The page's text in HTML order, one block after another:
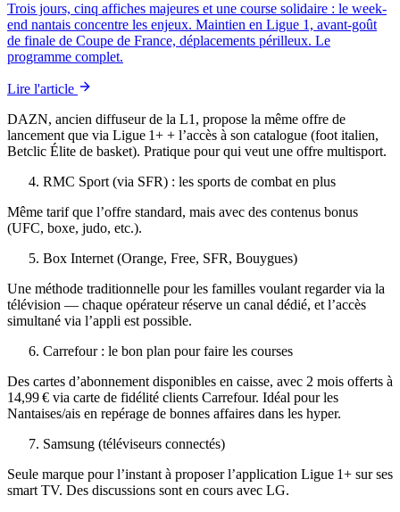
Trois jours, cinq affiches majeures et une course solidaire : le week-
end nantais concentre les enjeux. Maintien en Ligue 1, avant-goût
de finale de Coupe de France, déplacements périlleux. Le
programme complet.
Lire l'article
DAZN, ancien diffuseur de la L1, propose la même offre de
lancement que via Ligue 1+ + l’accès à son catalogue (foot italien,
Betclic Élite de basket). Pratique pour qui veut une offre multisport.
RMC Sport (via SFR) : les sports de combat en plus
Même tarif que l’offre standard, mais avec des contenus bonus
(UFC, boxe, judo, etc.).
Box Internet (Orange, Free, SFR, Bouygues)
Une méthode traditionnelle pour les familles voulant regarder via la
télévision — chaque opérateur réserve un canal dédié, et l’accès
simultané via l’appli est possible.
Carrefour : le bon plan pour faire les courses
Des cartes d’abonnement disponibles en caisse, avec 2 mois offerts à
14,99 € via carte de fidélité clients Carrefour. Idéal pour les
Nantaises/ais en repérage de bonnes affaires dans les hyper.
Samsung (téléviseurs connectés)
Seule marque pour l’instant à proposer l’application Ligue 1+ sur ses
smart TV. Des discussions sont en cours avec LG.